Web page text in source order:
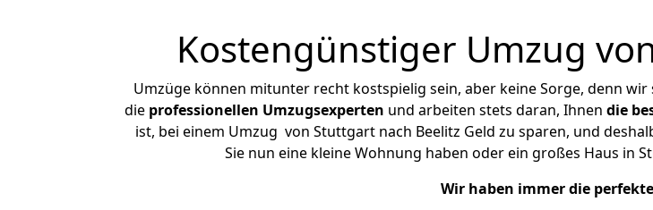
Kostengünstiger Umzug
Umzüge können mitunter recht kostspielig sein, aber keine Sorge, denn wir
die professionellen Umzugsexperten und arbeiten stets daran, Ihnen die
ist, bei einem Umzug von Stuttgart nach Beelitz Geld zu sparen, und
Sie nun eine kleine Wohnung haben oder ein großes Haus in
Wir haben immer die